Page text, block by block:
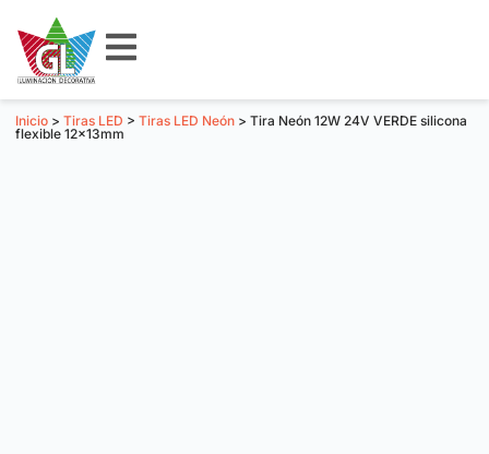
Inicio > Tiras LED > Tiras LED Neón > Tira Neón 12W 24V VERDE silicona
flexible 12x13mm